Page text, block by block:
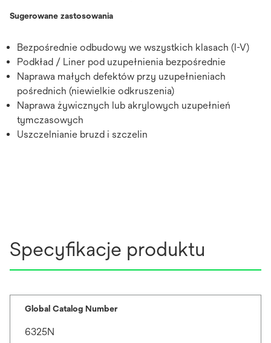
Sugerowane zastosowania
Bezpośrednie odbudowy we wszystkich klasach (I-V)
Podkład / Liner pod uzupełnienia bezpośrednie
Naprawa małych defektów przy uzupełnieniach
pośrednich (niewielkie odkruszenia)
Naprawa żywicznych lub akrylowych uzupełnień
tymczasowych
Uszczelnianie bruzd i szczelin
Specyfikacje produktu
Global Catalog Number
6325N